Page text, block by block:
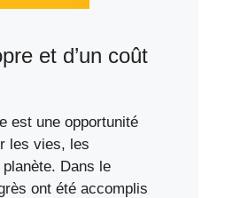
et d’un coût
est une opportunité
les vies, les
Dans le
ont été accomplis